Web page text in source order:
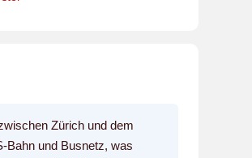
Zürich und dem
Bahn und Busnetz, was